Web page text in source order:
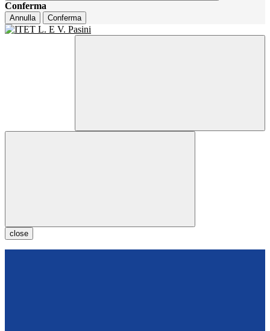
Conferma
Annulla Conferma
close